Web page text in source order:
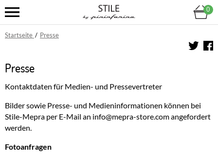
0
Startseite / Presse
Presse
Kontaktdaten für Medien- und Pressevertreter
Bilder sowie Presse- und Medieninformationen können bei
Stile-Mepra per E-Mail an info@mepra-store.com angefordert
werden.
Fotoanfragen